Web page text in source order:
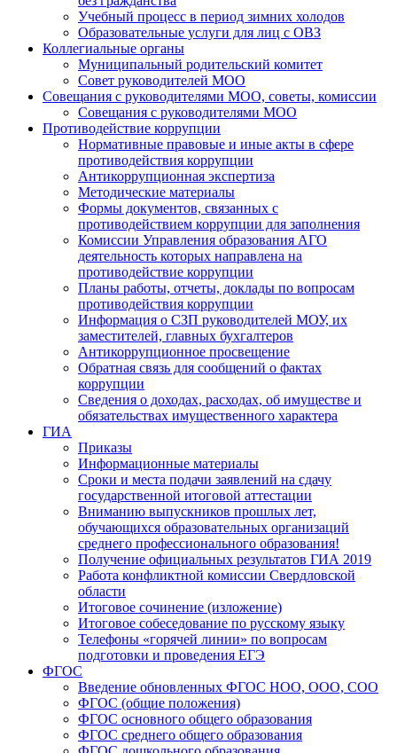
Учебный процесс в период зимних холодов
Образовательные услуги для лиц с ОВЗ
Коллегиальные органы
Муниципальный родительский комитет
Совет руководителей МОО
Совещания с руководителями МОО, советы, комиссии
Совещания с руководителями МОО
Противодействие коррупции
Нормативные правовые и иные акты в сфере
противодействия коррупции
Антикоррупционная экспертиза
Методические материалы
Формы документов, связанных с
противодействием коррупции для заполнения
Комиссии Управления образования АГО
деятельность которых направлена на
противодействие коррупции
Планы работы, отчеты, доклады по вопросам
противодействия коррупции
Информация о СЗП руководителей МОУ, их
заместителей, главных бухгалтеров
Антикоррупционное просвещение
Обратная связь для сообщений о фактах
коррупции
Сведения о доходах, расходах, об имуществе и
обязательствах имущественного характера
ГИА
Приказы
Информационные материалы
Сроки и места подачи заявлений на сдачу
государственной итоговой аттестации
Вниманию выпускников прошлых лет,
обучающихся образовательных организаций
среднего профессионального образования!
Получение официальных результатов ГИА 2019
Работа конфликтной комиссии Свердловской
области
Итоговое сочинение (изложение)
Итоговое собеседование по русскому языку
Телефоны «горячей линии» по вопросам
подготовки и проведения ЕГЭ
ФГОС
Введение обновленных ФГОС НОО, ООО, СОО
ФГОС (общие положения)
ФГОС основного общего образования
ФГОС среднего общего образования